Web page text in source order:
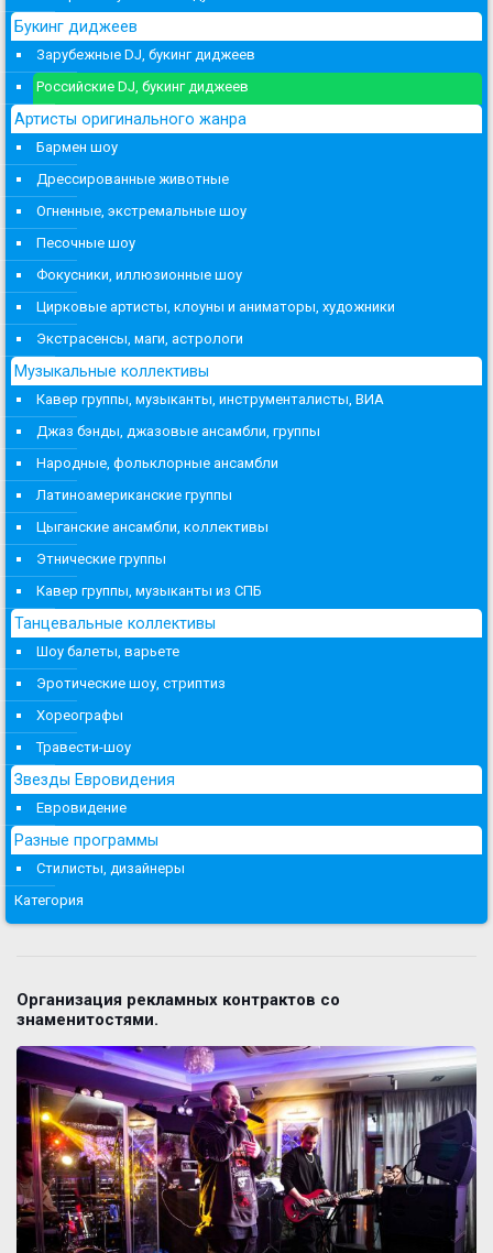
Букинг диджеев
Зарубежные DJ, букинг диджеев
Российские DJ, букинг диджеев
Артисты оригинального жанра
Бармен шоу
Дрессированные животные
Огненные, экстремальные шоу
Песочные шоу
Фокусники, иллюзионные шоу
Цирковые артисты, клоуны и аниматоры, художники
Экстрасенсы, маги, астрологи
Музыкальные коллективы
Кавер группы, музыканты, инструменталисты, ВИА
Джаз бэнды, джазовые ансамбли, группы
Народные, фольклорные ансамбли
Латиноамериканские группы
Цыганские ансамбли, коллективы
Этнические группы
Кавер группы, музыканты из СПБ
Танцевальные коллективы
Шоу балеты, варьете
Эротические шоу, стриптиз
Хореографы
Травести-шоу
Звезды Евровидения
Евровидение
Разные программы
Стилисты, дизайнеры
Категория
Организация рекламных контрактов со
знаменитостями.